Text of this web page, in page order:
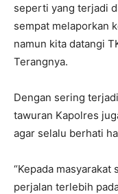
seperti yang terjadi
sempat melaporkan
namun kita datangi
Terangnya.
Dengan sering
tawuran Kapolres
agar selalu berhati
“Kepada
perjalan terlebih